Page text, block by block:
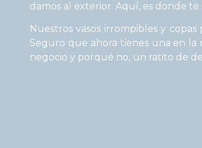
damos al exterior. Aquí, es donde
Nuestros vasos irrompibles y
Seguro que ahora tienes una en la
negocio y porqué no, un ratito de